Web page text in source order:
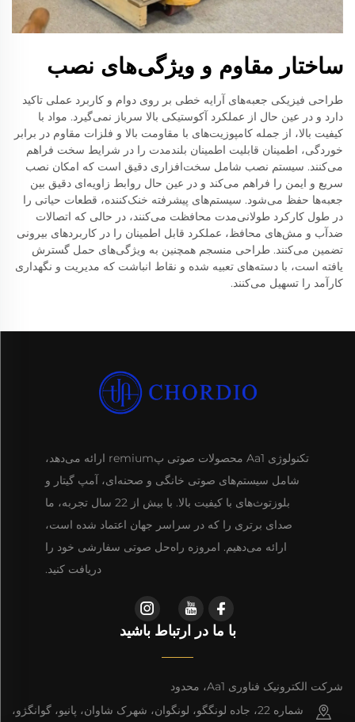
ساختار مقاوم و ویژگی‌های نصب
طراحی فیزیکی جعبه‌های آرایه خطی بر روی دوام و کاربرد عملی تاکید
دارد و در عین حال از عملکرد آکوستیکی بالا سرباز نمی‌گیرد. مواد با
کیفیت بالا، از جمله کامپوزیت‌های با مقاومت بالا و فلزات مقاوم در برابر
خوردگی، اطمینان قابلیت اطمینان بلندمدت را در شرایط سخت فراهم
می‌کنند. سیستم نصب شامل سخت‌افزاری دقیق است که امکان نصب
سریع و ایمن را فراهم می‌کند و در عین حال روابط زاویه‌ای دقیق بین
جعبه‌ها حفظ می‌شود. سیستم‌های پیشرفته خنک‌کننده، قطعات حیاتی را
در طول کارکرد طولانی‌مدت محافظت می‌کنند، در حالی که اتصالات
ضدآب و مش‌های محافظ، عملکرد قابل اطمینان را در کاربردهای بیرونی
تضمین می‌کنند. طراحی منسجم همچنین به ویژگی‌های حمل گسترش
یافته است، با دسته‌های تعبیه شده و نقاط انباشت که مدیریت و نگهداری
کارآمد را تسهیل می‌کنند.
تکنولوژی Aa1 محصولات صوتی پremium ارائه می‌دهد،
شامل سیستم‌های صوتی خانگی و صحنه‌ای، آمپ گیتار و
بلوزتوث‌های با کیفیت بالا. با بیش از 22 سال تجربه، ما
صدای برتری را که در سراسر جهان اعتماد شده است،
ارائه می‌دهیم. امروزه راه‌حل صوتی سفارشی خود را
دریافت کنید.
با ما در ارتباط باشید
شرکت الکترونیک فناوری Aa1، محدود
شماره 22، جاده لونگگو، لونگوان، شهرک شاوان، پانیو، گوانگژو،